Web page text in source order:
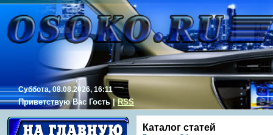
Суббота, 08.08.2026, 16:11
Приветствую Вас Гость|RSS
Каталог статей